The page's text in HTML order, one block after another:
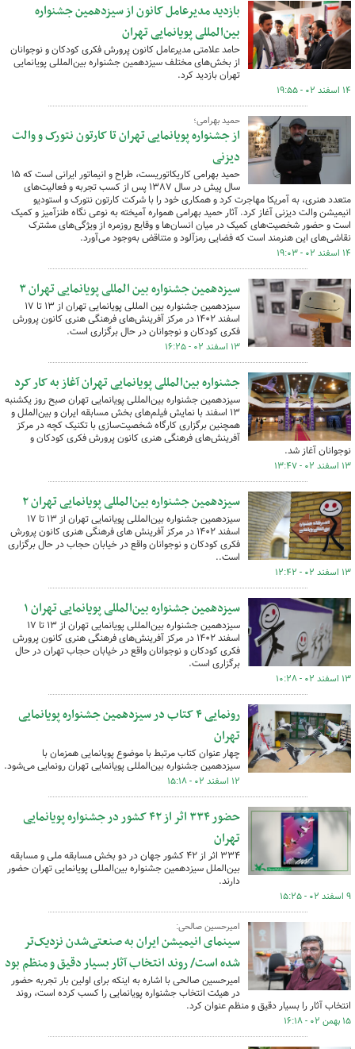
بازدید مدیرعامل کانون از سیزدهمین جشنواره
بین‌المللی پویانمایی تهران
حامد علامتی مدیرعامل کانون پرورش فکری کودکان و نوجوانان
از بخش‌های مختلف سیزدهمین جشنواره بین‌المللی پویانمایی
تهران بازدید کرد.
۱۴ اسفند ۰۲ - ۱۹:۵۵
حمید بهرامی؛
از جشنواره پویانمایی تهران تا کارتون نتورک و والت
دیزنی
حمید بهرامی کاریکاتوریست، طراح و انیماتور ایرانی است که ۱۵
سال پیش در سال ۱۳۸۷ پس از کسب تجربه‌ و فعالیت‌های
متعدد هنری، به آمریکا مهاجرت کرد و همکاری خود را با شرکت کارتون نتورک و استودیو
انیمیشن والت دیزنی آغاز کرد. آثار حمید بهرامی همواره آمیخته به نوعی نگاه طنزآمیز و کمیک
است و حضور شخصیت‌های کمیک در میان انسان‌ها و وقایع روزمره از ویژگی‌های مشترک
نقاشی‌های این هنرمند است که فضایی رمزآلود و متناقض به‌وجود می‌آورد.
۱۴ اسفند ۰۲ - ۱۹:۰۳
سیزدهمین جشنواره بین المللی پویانمایی تهران ۳
سیزدهمین جشنواره بین المللی پویانمایی تهران از ۱۳ تا ۱۷
اسفند ۱۴۰۲ در مرکز آفرینش‌های فرهنگی هنری کانون پرورش
فکری کودکان و نوجوانان در حال برگزاری است.
۱۳ اسفند ۰۲ - ۱۶:۲۵
جشنواره بین‌المللی پویانمایی تهران آغاز به کار کرد
سیزدهمین جشنواره بین‌المللی پویانمایی تهران صبح روز یکشنبه
۱۳ اسفند با نمایش فیلم‌های بخش مسابقه ایران و بین‌الملل و
همچنین برگزاری کارگاه شخصیت‌سازی با تکنیک کچه در مرکز
آفرینش‌های فرهنگی هنری کانون پرورش فکری کودکان و
نوجوانان آغاز شد.
۱۳ اسفند ۰۲ - ۱۳:۴۷
سیزدهمین جشنواره بین‌المللی پویانمایی تهران ۲
سیزدهمین جشنواره بین‌المللی پویانمایی تهران از ۱۳ تا ۱۷
اسفند ۱۴۰۲ در مرکز آفرینش های فرهنگی هنری کانون پرورش
فکری کودکان و نوجوانان واقع در خیابان حجاب در حال برگزاری
است..
۱۳ اسفند ۰۲ - ۱۲:۴۲
سیزدهمین جشنواره بین‌المللی پویانمایی تهران ۱
سیزدهمین جشنواره بین‌المللی پویانمایی تهران از ۱۳ تا ۱۷
اسفند ۱۴۰۲ در مرکز آفرینش‌های فرهنگی هنری کانون پرورش
فکری کودکان و نوجوانان واقع در خیابان حجاب تهران در حال
برگزاری است.
۱۳ اسفند ۰۲ - ۱۰:۲۸
رونمایی ۴ کتاب در سیزدهمین جشنواره پویانمایی
تهران
چهار عنوان کتاب مرتبط با موضوع پویانمایی همزمان با
سیزدهمین جشنواره بین‌المللی پویانمایی تهران رونمایی می‌شود.
۱۲ اسفند ۰۲ - ۱۵:۱۸
حضور ۳۳۴ اثر از ۴۲ کشور در جشنواره پویانمایی
تهران
۳۳۴ اثر از ۴۲ کشور جهان در دو بخش مسابقه ملی و مسابقه
بین‌الملل سیزدهمین جشنواره بین‌المللی پویانمایی تهران حضور
دارند.
۹ اسفند ۰۲ - ۱۵:۲۵
امیرحسین صالحی:
سینمای انیمیشن ایران به صنعتی‌شدن نزدیک‌تر
شده است/ روند انتخاب آثار بسیار دقیق و منظم بود
امیرحسین صالحی با اشاره به اینکه برای اولین بار تجربه حضور
در هیئت انتخاب جشنواره پویانمایی را کسب کرده است، روند
انتخاب آثار را بسیار دقیق و منظم عنوان کرد.
۱۵ بهمن ۰۲ - ۱۶:۱۸